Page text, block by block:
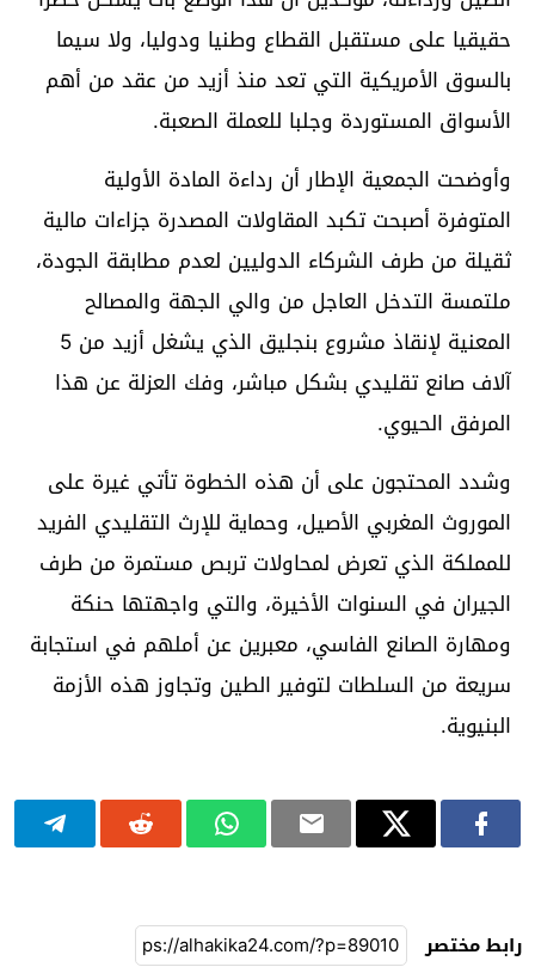
حقيقيا على مستقبل القطاع وطنيا ودوليا، ولا سيما
بالسوق الأمريكية التي تعد منذ أزيد من عقد من أهم
الأسواق المستوردة وجلبا للعملة الصعبة.
وأوضحت الجمعية الإطار أن رداءة المادة الأولية
المتوفرة أصبحت تكبد المقاولات المصدرة جزاءات مالية
ثقيلة من طرف الشركاء الدوليين لعدم مطابقة الجودة،
ملتمسة التدخل العاجل من والي الجهة والمصالح
المعنية لإنقاذ مشروع بنجليق الذي يشغل أزيد من 5
آلاف صانع تقليدي بشكل مباشر، وفك العزلة عن هذا
المرفق الحيوي.
وشدد المحتجون على أن هذه الخطوة تأتي غيرة على
الموروث المغربي الأصيل، وحماية للإرث التقليدي الفريد
للمملكة الذي تعرض لمحاولات تربص مستمرة من طرف
الجيران في السنوات الأخيرة، والتي واجهتها حنكة
ومهارة الصانع الفاسي، معبرين عن أملهم في استجابة
سريعة من السلطات لتوفير الطين وتجاوز هذه الأزمة
البنيوية.
رابط مختصر